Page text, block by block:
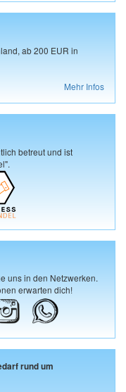
ab 200 EUR in
Mehr Infos
betreut und ist
uns in den Netzwerken.
erwarten dich!
rund um